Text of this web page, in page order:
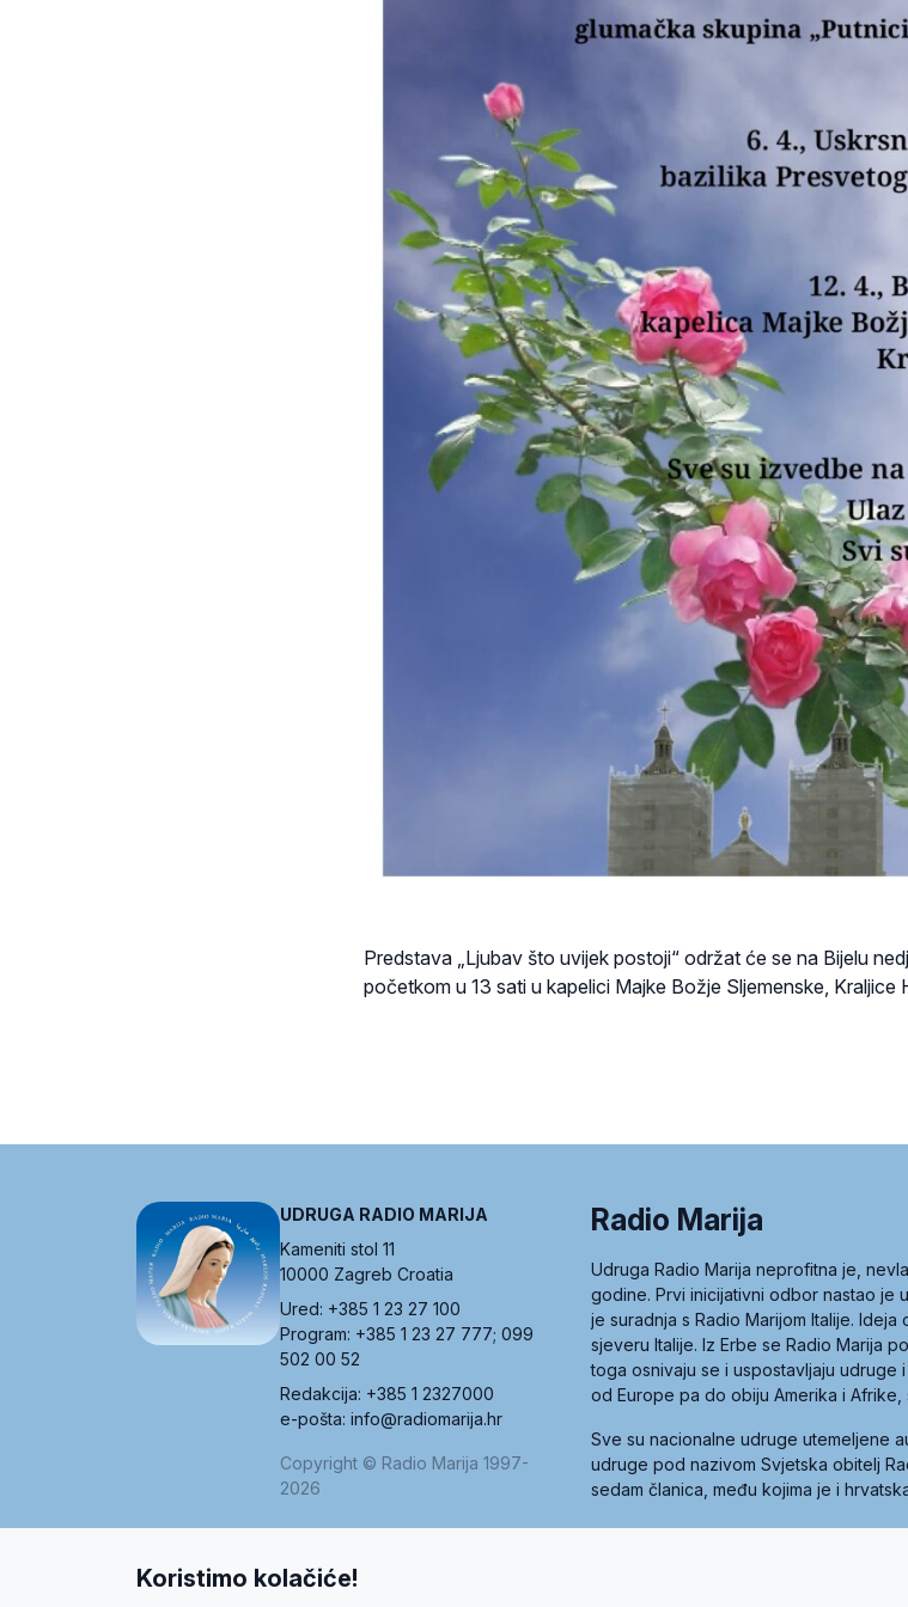
Predstava „Ljubav što uvijek postoji“ održat će se na Bijelu
početkom u 13 sati u kapelici Majke Božje Sljemenske, Kraljice
UDRUGA RADIO MARIJA
Kameniti stol 11
10000 Zagreb Croatia
Ured: +385 1 23 27 100
Program: +385 1 23 27 777; 099
502 00 52
Redakcija: +385 1 2327000
e-pošta: info@radiomarija.hr
Copyright © Radio Marija 1997-
2026
Radio Marija
Udruga Radio Marija neprofitna je,
godine. Prvi inicijativni odbor nastao je
je suradnja s Radio Marijom Italije.
sjeveru Italije. Iz Erbe se Radio Marija
toga osnivaju se i uspostavljaju udruge
od Europe pa do obiju Amerika i
Sve su nacionalne udruge utemeljene
udruge pod nazivom Svjetska obitelj
sedam članica, među kojima je i
Koristimo kolačiće!